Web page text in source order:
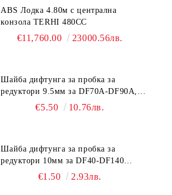
ABS Лодка 4.80м с централна
конзола TERHI 480CC
€11,760.00 23000.56лв.
Шайба дифтунга за пробка за
редуктори 9.5мм за DF70A-DF90A,
DF150-DF350 Suzuki 09168-10038
€5.50 10.76лв.
Шайба дифтунга за пробка за
редуктори 10мм за DF40-DF140
Suzuki 09168-10022
€1.50 2.93лв.